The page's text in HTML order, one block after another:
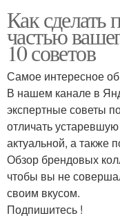
Как сделать
частью
10 советов
Самое интересное
В нашем канале в
экспертные советы
отличать
актуальной, а также
Обзор брендовых
чтобы вы не
своим вкусом.
Подпишитесь !